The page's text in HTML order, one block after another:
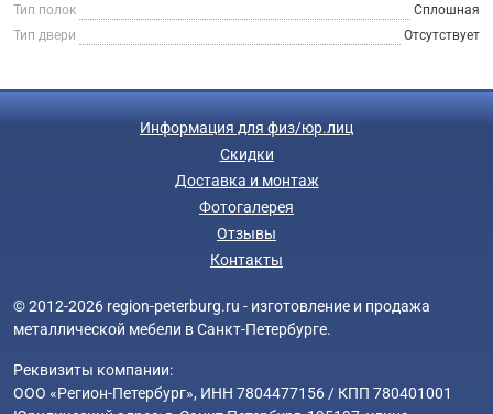
Тип полок
Сплошная
Тип двери
Отсутствует
Информация для физ/юр.лиц
Скидки
Доставка и монтаж
Фотогалерея
Отзывы
Контакты
© 2012-2026 region-peterburg.ru - изготовление и продажа
металлической мебели в Санкт-Петербурге.
Реквизиты компании:
ООО «Регион-Петербург», ИНН 7804477156 / КПП 780401001